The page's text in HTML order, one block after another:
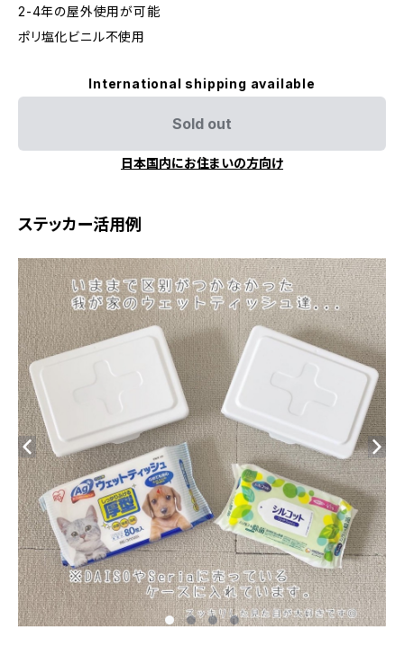
2-4年の屋外使用が可能
ポリ塩化ビニル不使用
International shipping available
Sold out
日本国内にお住まいの方向け
ステッカー活用例